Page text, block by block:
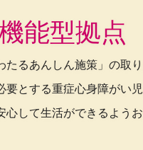
能型拠
たるあんしん施策」の取
要とする重症心身障がい
心して生活ができるよう